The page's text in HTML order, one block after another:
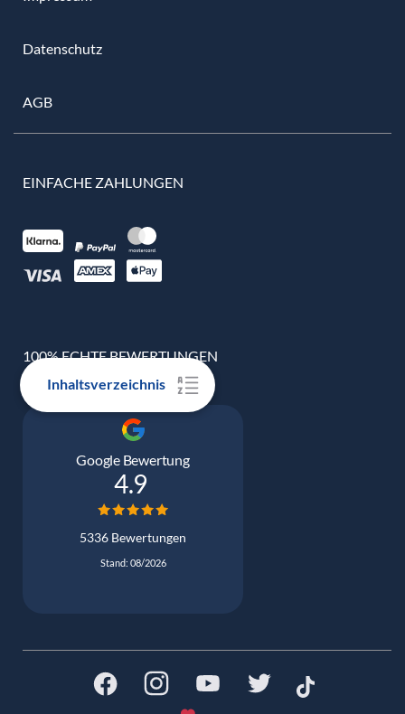
Inhaltsverzeichnis
Datenschutz
AGB
EINFACHE ZAHLUNGEN
100% ECHTE BEWERTUNGEN
Google Bewertung
4.9
5336 Bewertungen
Stand: 08/2026